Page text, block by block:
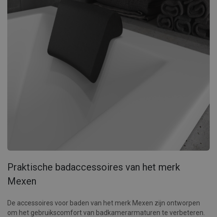
Praktische badaccessoires van het merk
Mexen
De accessoires voor baden van het merk Mexen zijn ontworpen
om het gebruikscomfort van badkamerarmaturen te verbeteren.